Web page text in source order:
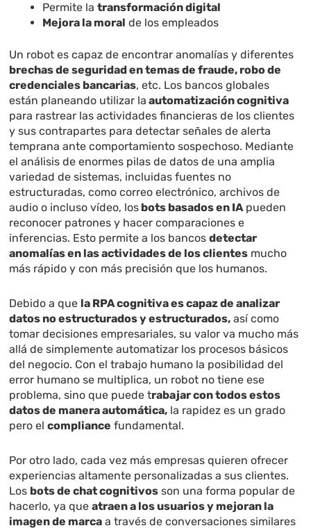
Permite latransformación digital
Mejora la moral de los empleados
Un robot es capaz de encontrar anomalías y diferentes
brechas de seguridad en temas de fraude, robo de
credenciales bancarias, etc. Los bancos globales
están planeando utilizar la automatización cognitiva
para rastrear las actividades financieras de los clientes
y sus contrapartes para detectar señales de alerta
temprana ante comportamiento sospechoso. Mediante
el análisis de enormes pilas de datos de una amplia
variedad de sistemas, incluidas fuentes no
estructuradas, como correo electrónico, archivos de
audio o incluso vídeo, los bots basados en IApueden
reconocer patrones y hacer comparaciones e
inferencias. Esto permite a los bancosdetectar
anomalías en las actividades de los clientes mucho
más rápido y con más precisión que los humanos.
Debido a que la RPA cognitiva es capaz de analizar
datos no estructurados y estructurados, así como
tomar decisiones empresariales, su valor va mucho más
allá de simplemente automatizar los procesos básicos
del negocio. Con el trabajo humano la posibilidad del
error humano se multiplica, un robot no tiene ese
problema, sino que puede trabajar con todos estos
datos de manera automática, la rapidez es un grado
pero elcompliance fundamental.
Por otro lado, cada vez más empresas quieren ofrecer
experiencias altamente personalizadas a sus clientes.
Los bots de chat cognitivos son una forma popular de
hacerlo, ya queatraen a los usuarios y mejoran la
imagen de marca a través de conversaciones similares